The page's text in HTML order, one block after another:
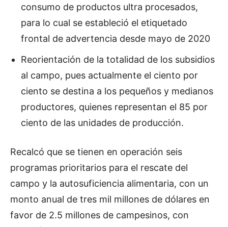
consumo de productos ultra procesados,
para lo cual se estableció el etiquetado
frontal de advertencia desde mayo de 2020
Reorientación de la totalidad de los subsidios
al campo, pues actualmente el ciento por
ciento se destina a los pequeños y medianos
productores, quienes representan el 85 por
ciento de las unidades de producción.
Recalcó que se tienen en operación seis
programas prioritarios para el rescate del
campo y la autosuficiencia alimentaria, con un
monto anual de tres mil millones de dólares en
favor de 2.5 millones de campesinos, con